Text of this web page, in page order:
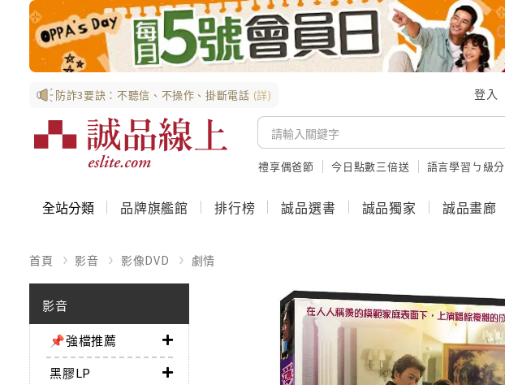
防詐3要訣：不聽信、不操作、掛斷電話 (詳) 登入
禮享偶爸節 今日點數三倍送 語言學習ㄅ級分
全站分類 品牌旗艦館 排行榜 誠品選書 誠品獨家 誠品畫廊
首頁 影音 影像DVD 劇情
影音
📌強檔推薦
黑膠LP